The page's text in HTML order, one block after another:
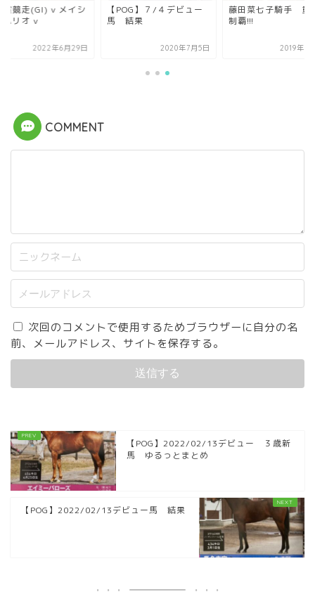
賞競走(GI) v メイシ
ハリオ v
2022年6月29日
【POG】７/４デビュー
馬 結果
2020年7月5日
藤田菜七子騎手 重
制覇!!!
2019年10
COMMENT
次回のコメントで使用するためブラウザーに自分の名
前、メールアドレス、サイトを保存する。
【POG】2022/02/13デビュー ３歳新
馬 ゆるっとまとめ
【POG】2022/02/13デビュー馬 結果